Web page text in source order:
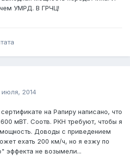
УМРД. В ГРЧЦ!
июля, 2014
на Рапиру написано, что
мВТ. Соотв. РКН требуют, чтобы я
Доводы с приведением
ехать 200 км/ч, но я езжу по
эффекта не возымели...